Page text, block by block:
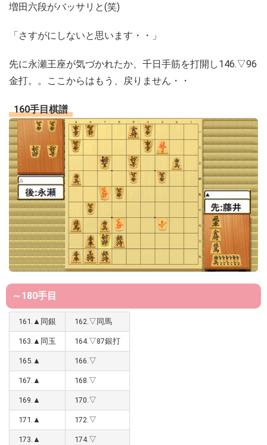
増田六段がバッサリと(笑)
「さすがにしないと思います・・」
先に永瀬王座が気づかれたか、千日手筋を打開し146.▽96
金打。。ここからはもう、戻りません・・
160手目棋譜
～180手目
161.▲同銀 162.▽同馬
163.▲同玉 164.▽87銀打
165.▲ 166.▽
167.▲ 168.▽
169.▲ 170.▽
171.▲ 172.▽
173.▲ 174.▽